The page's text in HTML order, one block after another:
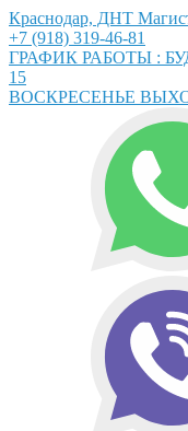
Краснодар, ДНТ
+7 (918) 319-46-81
ГРАФИК РАБОТЫ :
15
ВОСКРЕСЕНЬЕ